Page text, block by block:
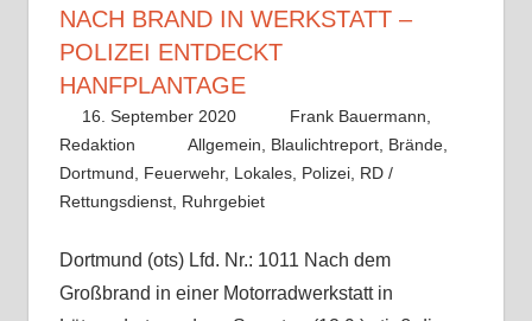
NACH BRAND IN WERKSTATT –
POLIZEI ENTDECKT
HANFPLANTAGE
16. September 2020
Frank Bauermann,
Redaktion
Allgemein Blaulichtreport Brände
Dortmund
Feuerwehr, Lokales, Polizei, RD /
Rettungsdienst, Ruhrgebiet
Dortmund (ots) Lfd. Nr.: 1011 Nach dem
Großbrand in einer Motorradwerkstatt in